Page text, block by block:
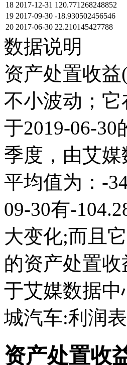
18 2017-12-31 120.771268248852
19 2017-09-30 -18.930502456546
20 2017-06-30 22.210145427788
数据说明
资产处置收
不小波动；它
于2019-06-30
季度，由艾媒
平均值为：-
09-30有-
大变化;而且
的资产处置
于艾媒数据
城汽车:利润
资产处置收